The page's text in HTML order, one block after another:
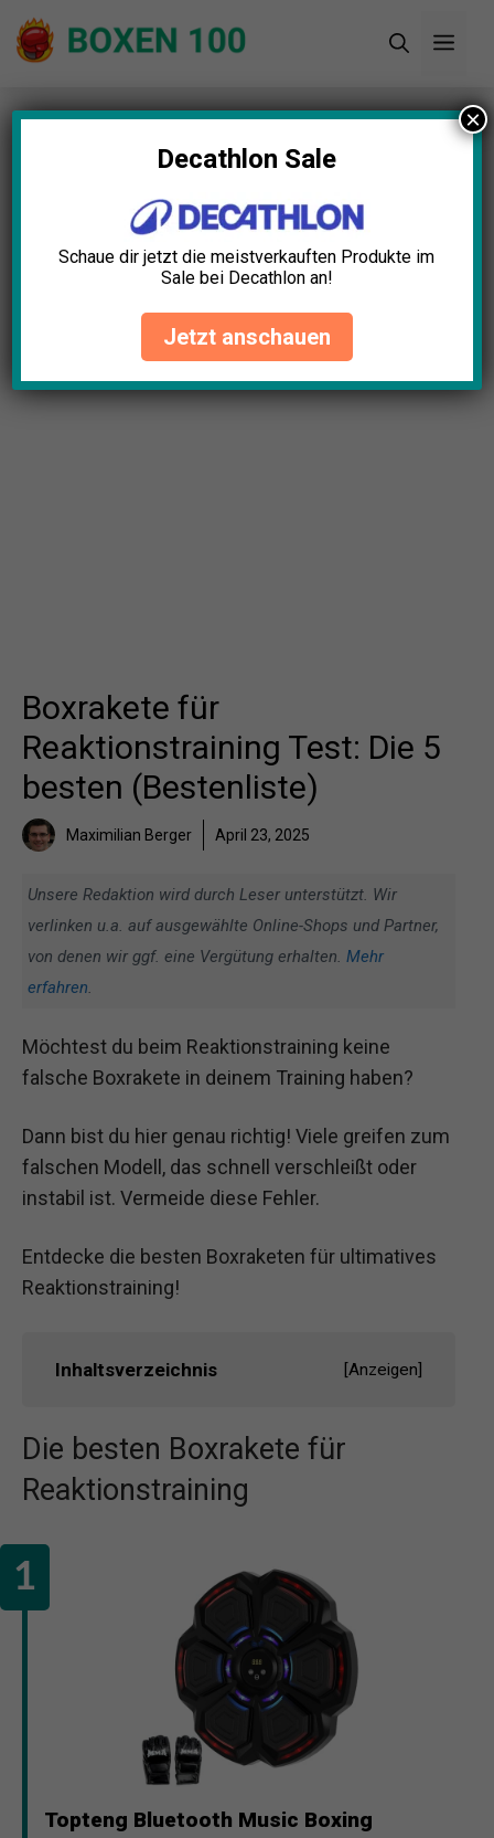
Zum
Inhalt
Startseite»Blog»Boxrakete für
Reaktionstraining Test: Die 5 besten (Bestenliste)
Boxrakete für
Reaktionstraining Test: Die 5
besten (Bestenliste)
Maximilian Berger April 23, 2025
Unsere Redaktion wird durch Leser unterstützt. Wir
verlinken u.a. auf ausgewählte Online-Shops und Partner,
von denen wir ggf. eine Vergütung erhalten. Mehr
erfahren.
Möchtest du beim Reaktionstraining keine
falsche Boxrakete in deinem Training haben?
Dann bist du hier genau richtig! Viele greifen zum
falschen Modell, das schnell verschleißt oder
instabil ist. Vermeide diese Fehler.
Entdecke die besten Boxraketen für ultimatives
Reaktionstraining!
Inhaltsverzeichnis [Anzeigen]
Die besten Boxrakete für
Reaktionstraining
Topteng Bluetooth Music Boxing
Decathlon Sale
Schaue dir jetzt die meistverkauften Produkte im
Sale bei Decathlon an!
Jetzt anschauen
×